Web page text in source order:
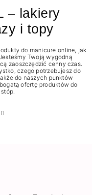
– lakiery
i topy
do manicure online, jak
Twoją wygodną
zaoszczędzić cenny czas.
czego potrzebujesz do
do naszych punktów
ofertę produktów do